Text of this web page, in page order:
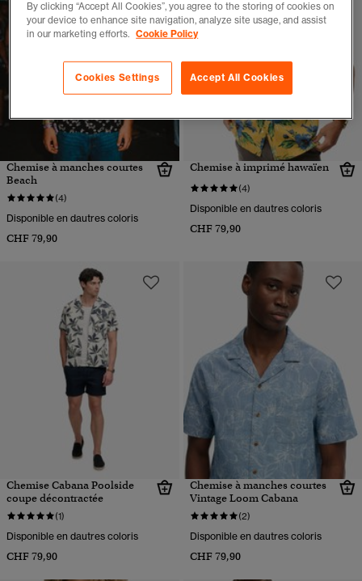
Chemise à manches courtes
Beach
(4)
Disponible en dautres coloris
CHF 79,90
Chemise à imprimé hawaïen
(4)
Disponible en dautres coloris
CHF 79,90
Chemise Cabana Poolside
coupe décontractée
(1)
Disponible en dautres coloris
CHF 79,90
Chemise à manches courtes
Vintage Loom Cabana
(2)
Disponible en dautres coloris
CHF 79,90
By clicking “Accept All Cookies”, you agree to the storing of cookies on
your device to enhance site navigation, analyze site usage, and assist
in our marketing efforts. Cookie Policy
Accept All Cookies
Cookies Settings